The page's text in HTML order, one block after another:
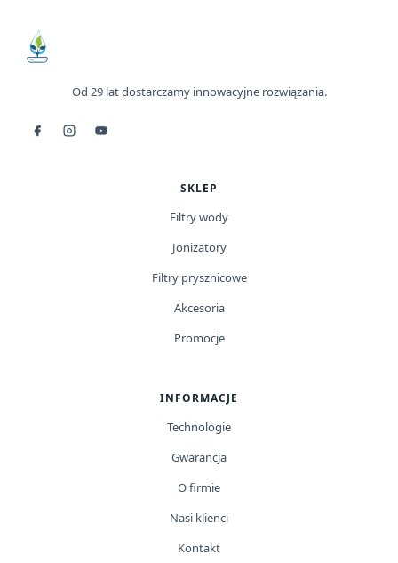
Od 29 lat dostarczamy innowacyjne rozwiązania.
SKLEP
Filtry wody
Jonizatory
Filtry prysznicowe
Akcesoria
Promocje
INFORMACJE
Technologie
Gwarancja
O firmie
Nasi klienci
Kontakt